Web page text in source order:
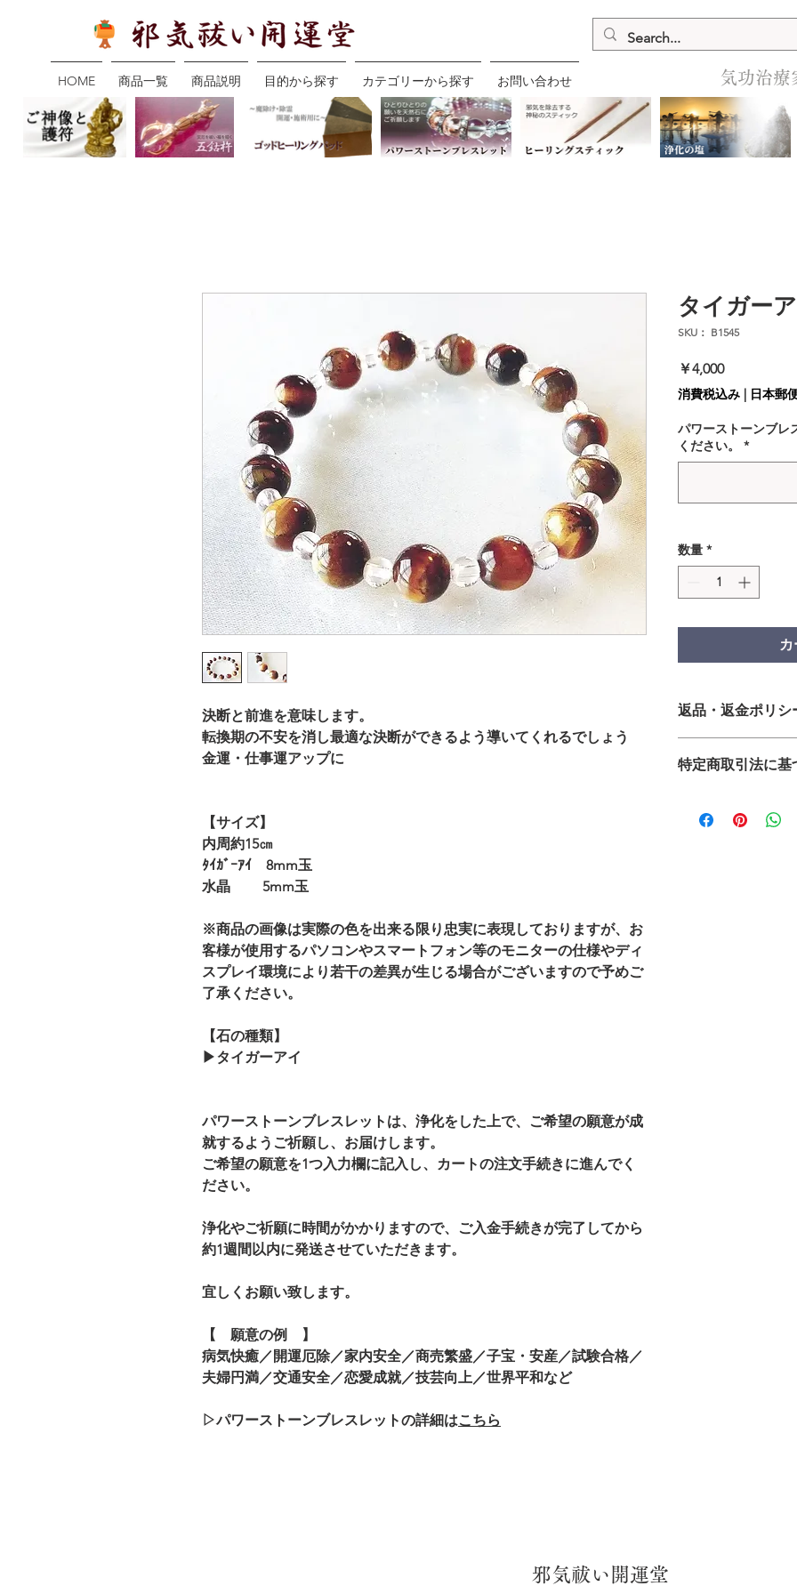
HOME 商品一覧 商品説明 目的から探す カテゴリーから探す お問い合わせ 気功治療
決断と前進を意味します。
転換期の不安を消し最適な決断ができるよう導いてくれるでしょう
金運・仕事運アップに
【サイズ】
内周約15㎝
ﾀｲｶﾞｰｱｲ 8mm玉
水晶 5mm玉
※商品の画像は実際の色を出来る限り忠実に表現しておりますが、お
客様が使用するパソコンやスマートフォン等のモニターの仕様やディ
スプレイ環境により若干の差異が生じる場合がございますので予めご
了承ください。
【石の種類】
▶タイガーアイ
パワーストーンブレスレットは、浄化をした上で、ご希望の願意が成
就するようご祈願し、お届けします。
ご希望の願意を1つ入力欄に記入し、カートの注文手続きに進んでく
ださい。
浄化やご祈願に時間がかかりますので、ご入金手続きが完了してから
約1週間以内に発送させていただきます。
宜しくお願い致します。
【 願意の例 】
病気快癒／開運厄除／家内安全／商売繁盛／子宝・安産／試験合格／
夫婦円満／交通安全／恋愛成就／技芸向上／世界平和など
▷パワーストーンブレスレットの詳細はこちら
タイガー
SKU： B1545
￥4,000価
格
消費税込み | 日本郵
パワーストーンブレ
ください。
*
数量 *
返品・返金ポリシ
発送処理後の商品：
＜商品に不備がある
特定商取引法に基
​邪気祓い開運堂